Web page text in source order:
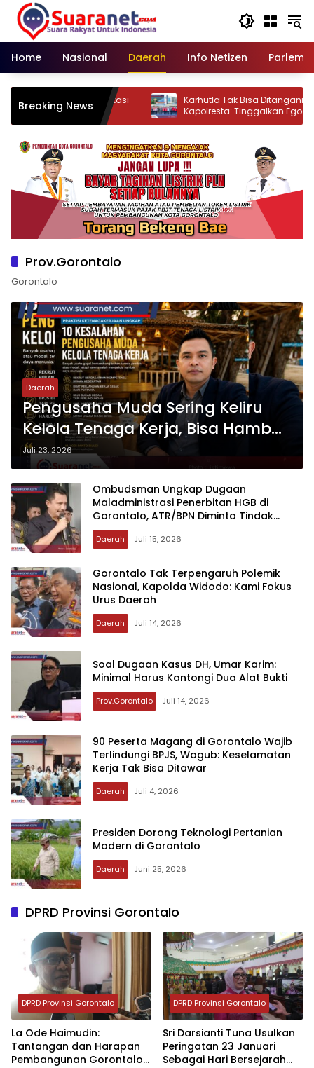
Langsung
konten
Home
Nasional Daerah Info Netizen
Breaking News
Komunikasi
Habibie
‎Karhutla Tak Bisa Ditangani Sendiri,
Kapolresta: Tinggalkan Ego Sektoral‎‎
Prov.Gorontalo
Gorontalo
Daerah
‎Pengusaha Muda Sering Keliru
Kelola Tenaga Kerja, Bisa Hambat
Bisnis Sejak Hari Pertama
Juli 23, 2026
‎Ombudsman Ungkap Dugaan
Maladministrasi Penerbitan HGB di
Gorontalo, ATR/BPN Diminta Tindak
Lanjut 30 Hari
Daerah Juli 15, 2026
‎Gorontalo Tak Terpengaruh Polemik
Nasional, Kapolda Widodo: Kami Fokus
Urus Daerah
Daerah Juli 14, 2026
‎Soal Dugaan Kasus DH, Umar Karim:
Minimal Harus Kantongi Dua Alat Bukti
Prov.Gorontalo Juli 14, 2026
‎90 Peserta Magang di Gorontalo Wajib
Terlindungi BPJS, Wagub: Keselamatan
Kerja Tak Bisa Ditawar
Daerah Juli 4, 2026
‎Presiden Dorong Teknologi Pertanian
Modern di Gorontalo
Daerah Juni 25, 2026
DPRD Provinsi Gorontalo
DPRD Provinsi Gorontalo
La Ode Haimudin:
Tantangan dan Harapan
Pembangunan Gorontalo
DPRD Provinsi Gorontalo
Sri Darsianti Tuna Usulkan
Peringatan 23 Januari
Sebagai Hari Bersejarah